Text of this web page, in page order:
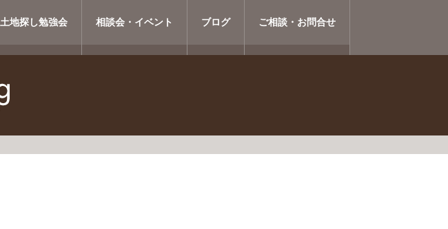
土地探し勉強会 相談会・イベント ブログ ご相談・お問合せ